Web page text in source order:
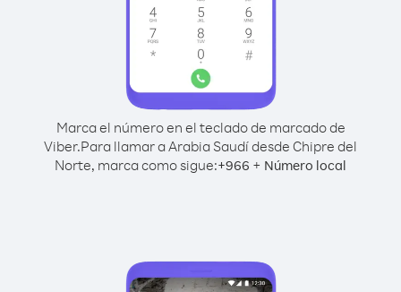
Marca el número en el teclado de marcado de
Viber.Para llamar a Arabia Saudí desde Chipre del
Norte, marca como sigue:+966 + Número local